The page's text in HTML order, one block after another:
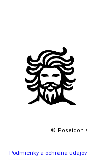
© Poseidon
Podmienky a ochrana údajov